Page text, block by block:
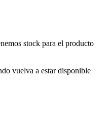
stock para el producto
vuelva a estar disponible